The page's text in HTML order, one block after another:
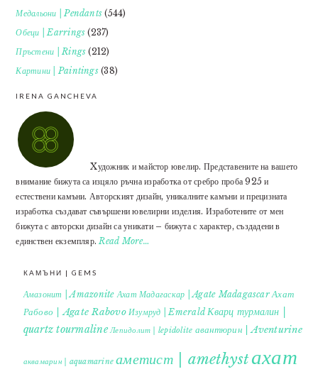
Медальони | Pendants (544)
Обеци | Earrings (237)
Пръстени | Rings (212)
Картини | Paintings(38)
IRENA GANCHEVA
Xудожник и майстор ювелир. Представените на вашето
внимание бижута са изцяло ръчна изработка от сребро проба 925 и
естествени камъни. Авторският дизайн, уникалните камъни и прецизната
изработка създават съвършени ювелирни изделия. Изработените от мен
бижута с авторски дизайн са уникати – бижута с характер, създадени в
единствен екземпляр.Read More…
КАМЪНИ | GEMS
Амазонит | Amazonite Ахат Мадагаскар | Agate Madagascar Ахат
Рабово | Agate Rabovo Изумруд | Emerald Кварц турмалин |
quartz tourmaline Лепидолит | lepidolite авантюрин | Aventurine
аквамарин | aquamarine аметист | amethystахат